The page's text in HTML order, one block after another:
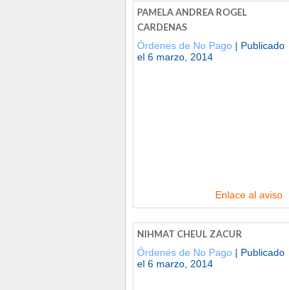
PAMELA ANDREA ROGEL
CARDENAS
Órdenes de No Pago | Publicado
el 6 marzo, 2014
Enlace al aviso
NIHMAT CHEUL ZACUR
Órdenes de No Pago | Publicado
el 6 marzo, 2014